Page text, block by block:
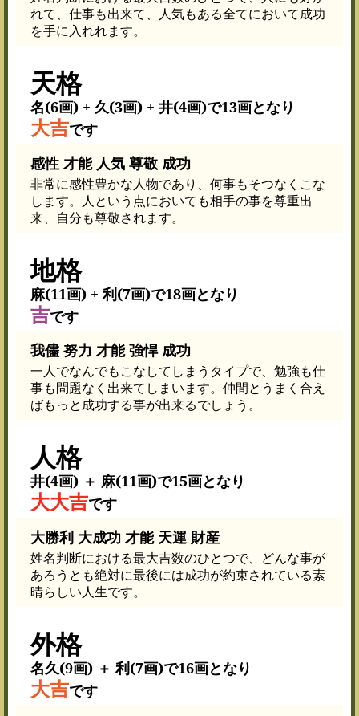
れて、仕事も出来て、人気もある全てにおいて成功
を手に入れれます。
天格
名(6画) + 久(3画) + 井(4画)で13画となり
大吉です
感性 才能 人気 尊敬 成功
非常に感性豊かな人物であり、何事もそつなくこな
します。人という点においても相手の事を尊重出
来、自分も尊敬されます。
地格
麻(11画) + 利(7画)で18画となり
吉です
我儘 努力 才能 強悍 成功
一人でなんでもこなしてしまうタイプで、勉強も仕
事も問題なく出来てしまいます。仲間とうまく合え
ばもっと成功する事が出来るでしょう。
人格
井(4画) ＋ 麻(11画)で15画となり
大大吉です
大勝利 大成功 才能 天運 財産
姓名判断における最大吉数のひとつで、どんな事が
あろうとも絶対に最後には成功が約束されている素
晴らしい人生です。
外格
名久(9画) ＋ 利(7画)で16画となり
大吉です